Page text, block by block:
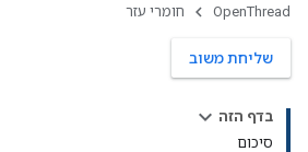
OpenThread חומרי עזר
שליחת משוב
בדף הזה
סיכום